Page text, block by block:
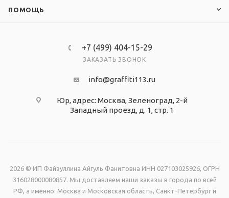
ПОМОЩЬ
+7 (499) 404-15-29
ЗАКАЗАТЬ ЗВОНОК
info@graffiti113.ru
Юр, адрес: Москва, Зеленоград, 2-й
Западный проезд, д. 1, стр. 1
2026 © ИП Файзуллина Айгуль Фанитовна ИНН 027103025926, ОГРН
316028000080857. Мы доставляем наши заказы в города по всей
РФ, а именно: Москва и Московская область, Санкт-Петербург и